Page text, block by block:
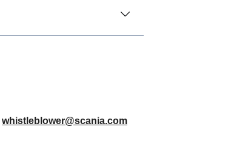
whistleblower@scania.com